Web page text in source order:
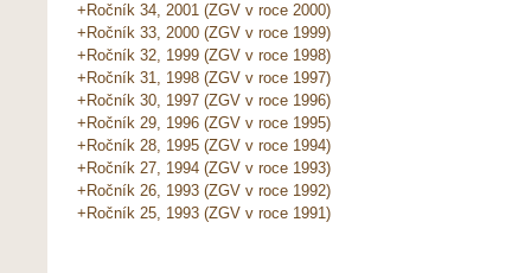
+Ročník 34, 2001 (ZGV v roce 2000)
+Ročník 33, 2000 (ZGV v roce 1999)
+Ročník 32, 1999 (ZGV v roce 1998)
+Ročník 31, 1998 (ZGV v roce 1997)
+Ročník 30, 1997 (ZGV v roce 1996)
+Ročník 29, 1996 (ZGV v roce 1995)
+Ročník 28, 1995 (ZGV v roce 1994)
+Ročník 27, 1994 (ZGV v roce 1993)
+Ročník 26, 1993 (ZGV v roce 1992)
+Ročník 25, 1993 (ZGV v roce 1991)